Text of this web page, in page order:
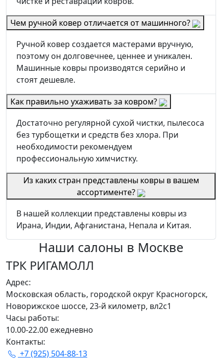
Чем ручной ковер отличается от машинного?
Ручной ковер создается мастерами вручную,
поэтому он долговечнее, ценнее и уникален.
Машинные ковры производятся серийно и
стоят дешевле.
Как правильно ухаживать за ковром?
Достаточно регулярной сухой чистки, пылесоса
без турбощетки и средств без хлора. При
необходимости рекомендуем
профессиональную химчистку.
Из каких стран представлены ковры в вашем
ассортименте?
В нашей коллекции представлены ковры из
Ирана, Индии, Афганистана, Непала и Китая.
Наши салоны в Москве
ТРК РИГАМОЛЛ
Адрес:
Московская область, городской округ Красногорск,
Новорижское шоссе, 23-й километр, вл2с1
Часы работы:
10.00-22.00 ежедневно
Контакты:
+7 (925) 504-88-13